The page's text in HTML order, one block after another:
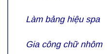
Làm bảng hiệu spa
Gia công chữ nhôm